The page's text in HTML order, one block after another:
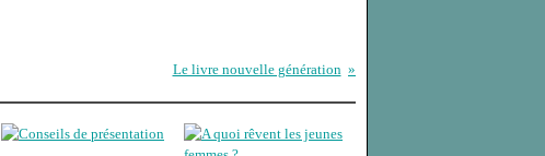
Le livre nouvelle génération